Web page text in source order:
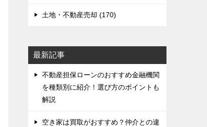
土地・不動産売却 (170)
最新記事
不動産担保ローンのおすすめ金融機関
を種類別に紹介！選び方のポイントも
解説
空き家は買取がおすすめ？仲介との違